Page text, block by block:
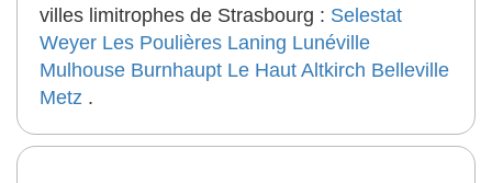
villes limitrophes de Strasbourg : Selestat
Weyer Les Poulières Laning Lunéville
Mulhouse Burnhaupt Le Haut Altkirch Belleville
Metz .